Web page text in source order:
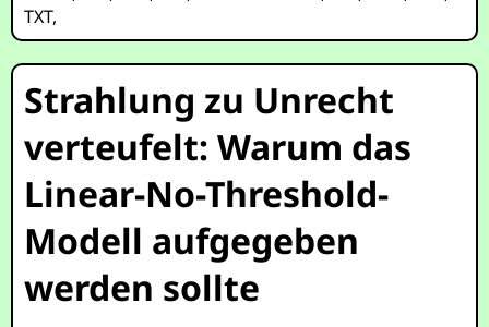
TXT,
Strahlung zu Unrecht
verteufelt: Warum das
Linear-No-Threshold-
Modell aufgegeben
werden sollte